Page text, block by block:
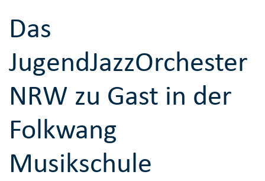
Das
JugendJazzOrchester
NRW zu Gast in der
Folkwang
Musikschule